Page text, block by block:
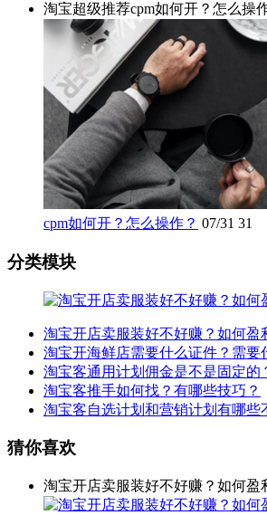
淘宝超级推荐cpm如何开？怎么操
cpm如何开？怎么操作？ 07/31 31
分类模块
淘宝开店卖服装好不好赚？如何盈
淘宝开海鲜店需要什么证件？需要
淘宝客通用计划佣金是不是固定的
淘宝客推手如何找？有哪些技巧？
淘宝客自选计划和营销计划有哪些
猜你喜欢
淘宝开店卖服装好不好赚？如何盈